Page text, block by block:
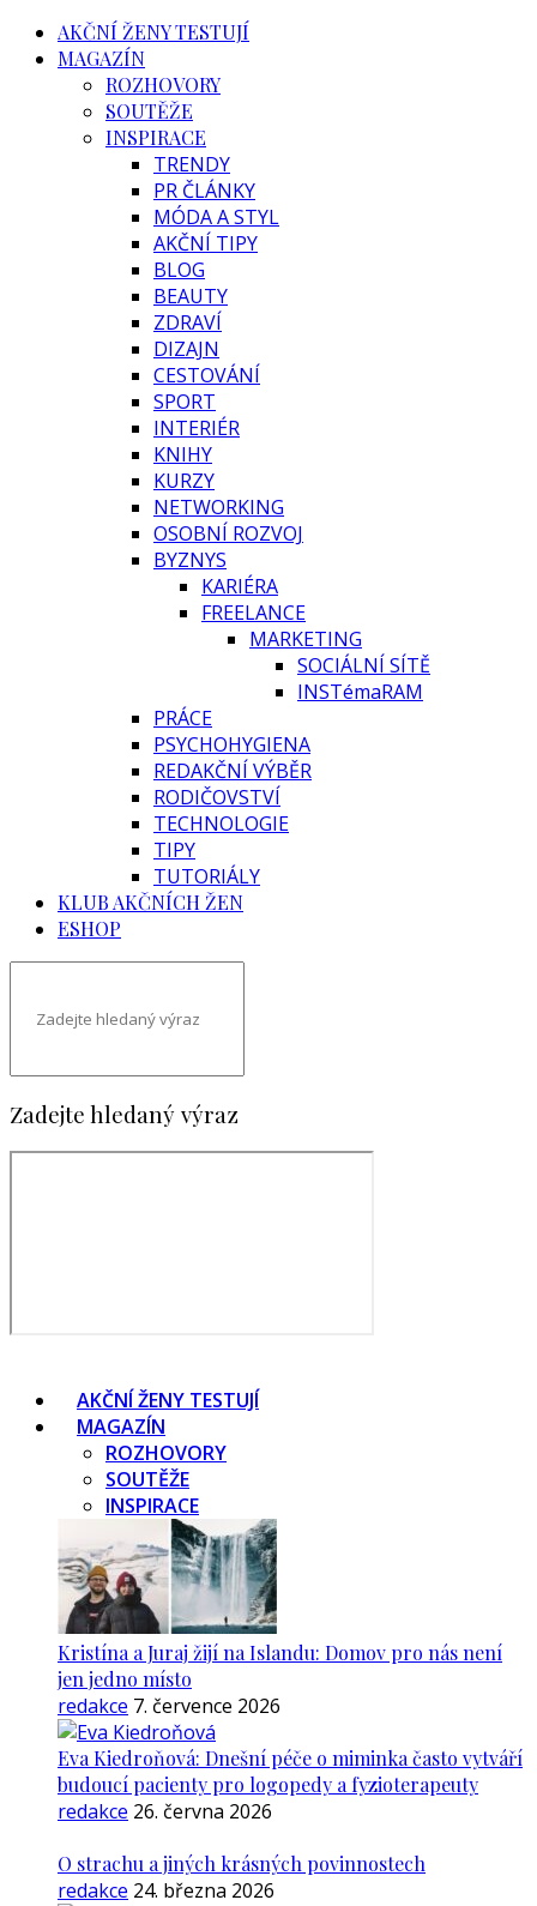
AKČNÍ ŽENY TESTUJÍ
MAGAZÍN
ROZHOVORY
SOUTĚŽE
INSPIRACE
TRENDY
PR ČLÁNKY
MÓDA A STYL
AKČNÍ TIPY
BLOG
BEAUTY
ZDRAVÍ
DIZAJN
CESTOVÁNÍ
SPORT
INTERIÉR
KNIHY
KURZY
NETWORKING
OSOBNÍ ROZVOJ
BYZNYS
KARIÉRA
FREELANCE
MARKETING
SOCIÁLNÍ SÍTĚ
INSTémaRAM
PRÁCE
PSYCHOHYGIENA
REDAKČNÍ VÝBĚR
RODIČOVSTVÍ
TECHNOLOGIE
TIPY
TUTORIÁLY
KLUB AKČNÍCH ŽEN
ESHOP
Zadejte hledaný výraz
AKČNÍ ŽENY TESTUJÍ
MAGAZÍN
ROZHOVORY
SOUTĚŽE
INSPIRACE
Kristína a Juraj žijí na Islandu: Domov pro nás není
jen jedno místo
redakce 7. července 2026
Eva Kiedroňová: Dnešní péče o miminka často vytváří
budoucí pacienty pro logopedy a fyzioterapeuty
redakce 26. června 2026
O strachu a jiných krásných povinnostech
redakce 24. března 2026